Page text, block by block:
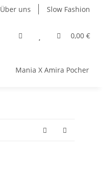
Über uns Slow Fashion
0,00 €
Mania X Amira Pocher